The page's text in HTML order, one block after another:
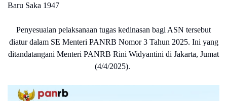
Baru Saka 1947
Penyesuaian pelaksanaan tugas kedinasan bagi ASN tersebut
diatur dalam SE Menteri PANRB Nomor 3 Tahun 2025. Ini yang
ditandatangani Menteri PANRB Rini Widyantini di Jakarta, Jumat
(4/4/2025).